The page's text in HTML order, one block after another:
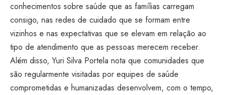
conhecimentos sobre saúde que as famílias carregam
consigo, nas redes de cuidado que se formam entre
vizinhos e nas expectativas que se elevam em relação ao
tipo de atendimento que as pessoas merecem receber.
Além disso, Yuri Silva Portela nota que comunidades que
são regularmente visitadas por equipes de saúde
comprometidas e humanizadas desenvolvem, com o tempo,